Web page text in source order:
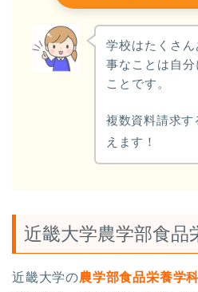
学校はたくさ
事なことは自
ことです。
複数資料請求す
えます！
近畿大学農学部食品
近畿大学の農学部食品栄養学